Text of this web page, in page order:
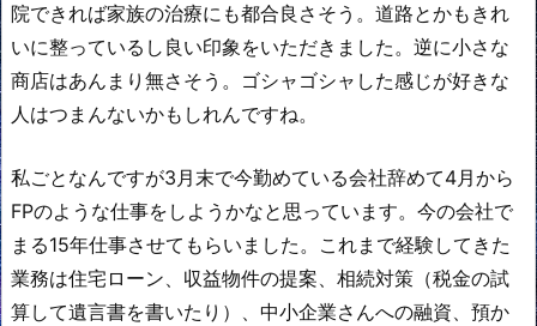
院できれば家族の治療にも都合良さそう。道路とかもきれ
いに整っているし良い印象をいただきました。逆に小さな
商店はあんまり無さそう。ゴシャゴシャした感じが好きな
人はつまんないかもしれんですね。
私ごとなんですが3月末で今勤めている会社辞めて4月から
FPのような仕事をしようかなと思っています。今の会社で
まる15年仕事させてもらいました。これまで経験してきた
業務は住宅ローン、収益物件の提案、相続対策（税金の試
算して遺言書を書いたり）、中小企業さんへの融資、預か